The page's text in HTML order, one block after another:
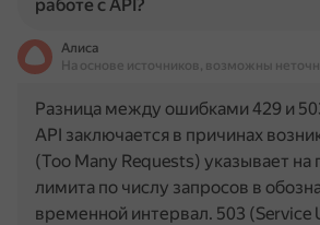
работе с API?
Алиса
На основе источников, возможны
Разница между ошибками 429 и
API заключается в причинах
(Too Many Requests) указывает
лимита по числу запросов в
временной интервал. 503 (Service